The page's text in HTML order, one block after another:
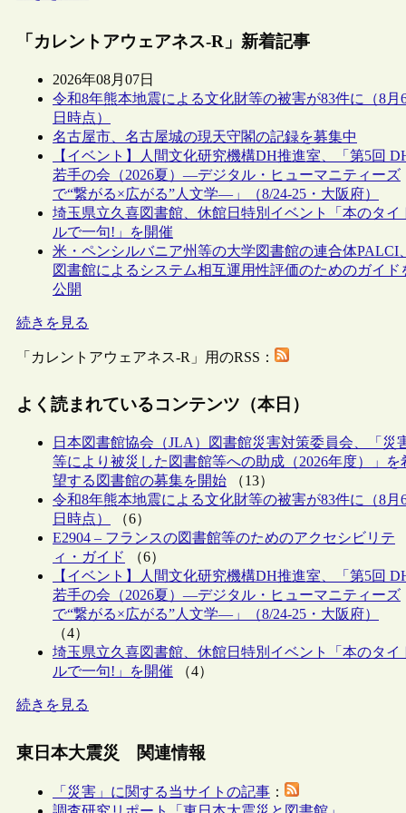
「カレントアウェアネス-R」新着記事
2026年08月07日
令和8年熊本地震による文化財等の被害が83件に（8月
日時点）
名古屋市、名古屋城の現天守閣の記録を募集中
【イベント】人間文化研究機構DH推進室、「第5回
若手の会（2026夏）―デジタル・ヒューマニティーズ
で“繋がる×広がる”人文学―」（8/24-25・大阪府）
埼玉県立久喜図書館、休館日特別イベント「本のタイ
ルで一句!」を開催
米・ペンシルバニア州等の大学図書館の連合体PALCI、
図書館によるシステム相互運用性評価のためのガイド
公開
続きを見る
「カレントアウェアネス-R」用のRSS：
よく読まれているコンテンツ（本日）
日本図書館協会（JLA）図書館災害対策委員会、「災
等により被災した図書館等への助成（2026年度）」を
望する図書館の募集を開始 （13）
令和8年熊本地震による文化財等の被害が83件に（8月
日時点）
（6）
E2904 – フランスの図書館等のためのアクセシビリテ
ィ・ガイド
（6）
【イベント】人間文化研究機構DH推進室、「第5回
若手の会（2026夏）―デジタル・ヒューマニティーズ
で“繋がる×広がる”人文学―」（8/24-25・大阪府）
（4）
埼玉県立久喜図書館、休館日特別イベント「本のタイ
ルで一句!」を開催 （4）
続きを見る
東日本大震災 関連情報
「災害」に関する当サイトの記事 ：